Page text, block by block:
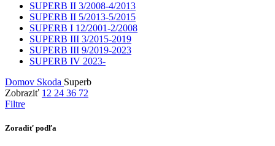
SUPERB II 3/2008-4/2013
SUPERB II 5/2013-5/2015
SUPERB I 12/2001-2/2008
SUPERB III 3/2015-2019
SUPERB III 9/2019-2023
SUPERB IV 2023-
Domov Skoda Superb
Zobraziť 12 24 36 72
Filtre
Zoradiť podľa